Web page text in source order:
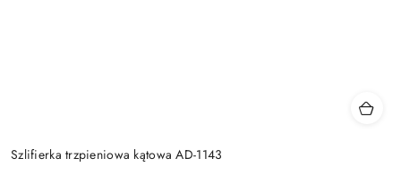
Szlifierka trzpieniowa kątowa AD-1143